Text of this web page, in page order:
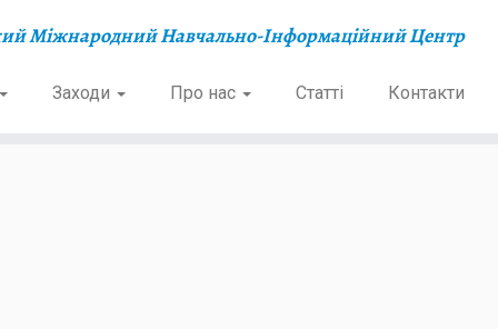
Міжнародний Навчально-Інформаційний Центр
Заходи Про нас Статті Контакти